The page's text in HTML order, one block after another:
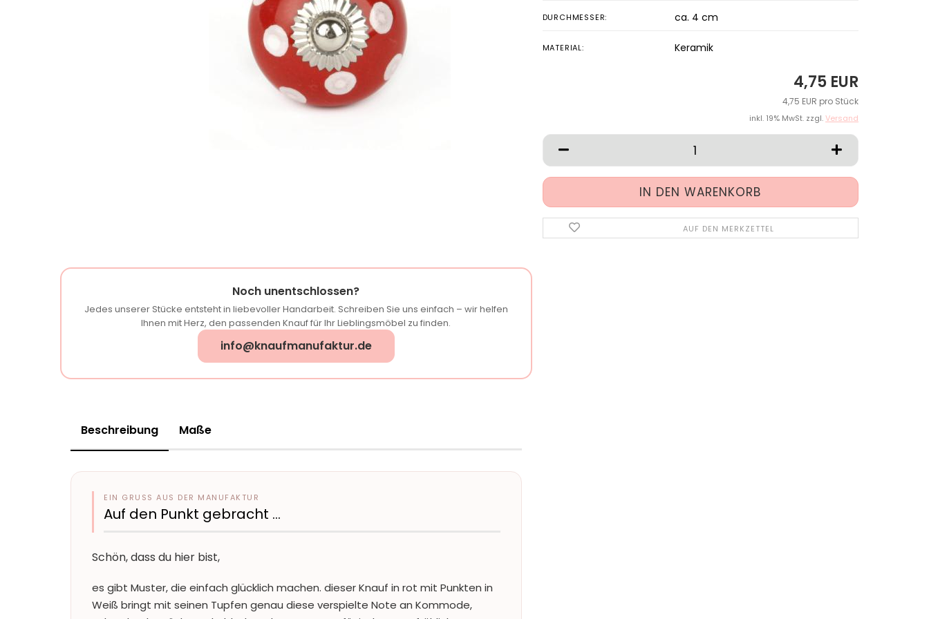
DURCHMESSER: ca. 4 cm
MATERIAL: Keramik
4,75 EUR
4,75 EUR pro Stück
inkl. 19% MwSt. zzgl.Versand
AUF DEN MERKZETTEL
Noch unentschlossen?
Jedes unserer Stücke entsteht in liebevoller Handarbeit. Schreiben Sie uns einfach – wir helfen
Ihnen mit Herz, den passenden Knauf für Ihr Lieblingsmöbel zu finden.
info@knaufmanufaktur.de
Beschreibung Maße
EIN GRUSS AUS DER MANUFAKTUR
Auf den Punkt gebracht …
Schön, dass du hier bist,
es gibt Muster, die einfach glücklich machen. dieser Knauf in rot mit Punkten in
Weiß bringt mit seinen Tupfen genau diese verspielte Note an Kommode,